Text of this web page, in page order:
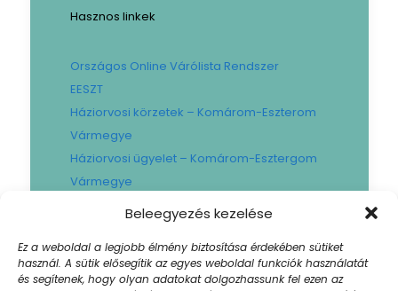
Beleegyezés kezelése
Ez a weboldal a legjobb élmény biztosítása érdekében sütiket
használ. A sütik elősegítik az egyes weboldal funkciók használatát
és segítenek, hogy olyan adatokat dolgozhassunk fel ezen az
Hasznos linkek
Országos Online Várólista Rendszer
EESZT
Háziorvosi körzetek – Komárom-Eszterom
Vármegye
Háziorvosi ügyelet – Komárom-Esztergom
Vármegye
Gyógyszertári ügyelet – Komárom-
Városi Fogászat
Művese Állomás B.Braun